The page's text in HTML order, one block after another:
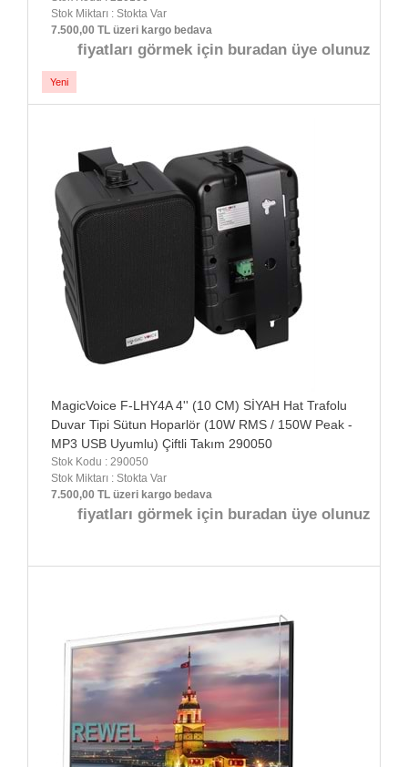
Stok Miktarı : Stokta Var
7.500,00 TL üzeri kargo bedava
fiyatları görmek için buradan üye olunuz
Yeni
MagicVoice F-LHY4A 4'' (10 CM) SİYAH Hat Trafolu
Duvar Tipi Sütun Hoparlör (10W RMS / 150W Peak -
MP3 USB Uyumlu) Çiftli Takım 290050
Stok Kodu : 290050
Stok Miktarı : Stokta Var
7.500,00 TL üzeri kargo bedava
fiyatları görmek için buradan üye olunuz